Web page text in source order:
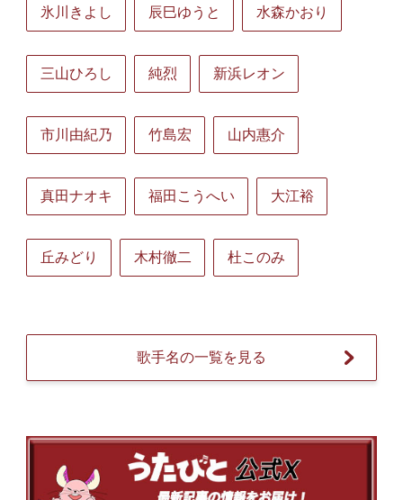
氷川きよし 辰巳ゆうと 水森かおり
三山ひろし 純烈 新浜レオン
市川由紀乃 竹島宏 山内惠介
真田ナオキ 福田こうへい 大江裕
丘みどり 木村徹二 杜このみ
歌手名の一覧を見る